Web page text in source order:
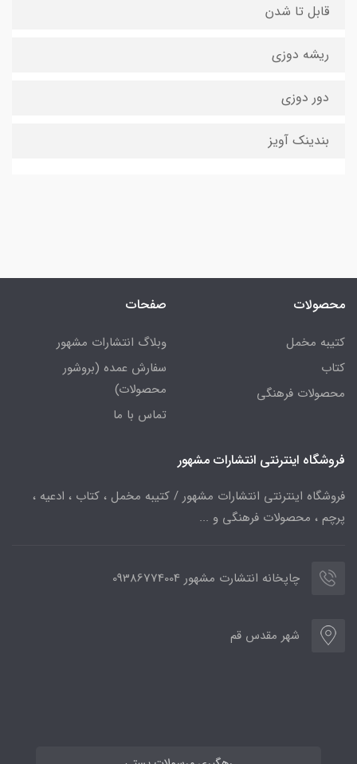
قابل تا شدن
ریشه دوزی
دور دوزی
بندینک آویز
محصولات
کتیبه مخمل
کتاب
محصولات فرهنگی
صفحات
وبلاگ انتشارات مشهور
سفارش عمده (بروشور
محصولات)
تماس با ما
فروشگاه اینترنتی انتشارات مشهور
فروشگاه اینترنتی انتشارات مشهور / کتیبه مخمل ، کتاب ، ادعیه ،
پرچم ، محصولات فرهنگی و ...
چاپخانه انتشارت مشهور 09386774004
شهر مقدس قم